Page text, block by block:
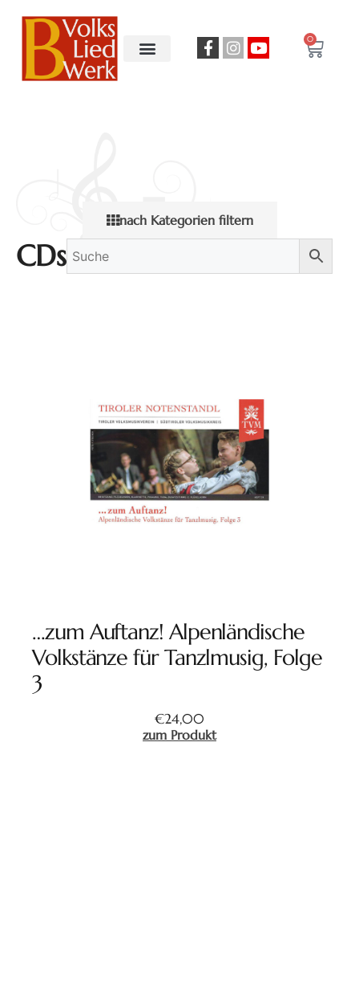
0
nach Kategorien filtern
CDs
…zum Auftanz! Alpenländische
Volkstänze für Tanzlmusig, Folge
3
€24,00
zum Produkt